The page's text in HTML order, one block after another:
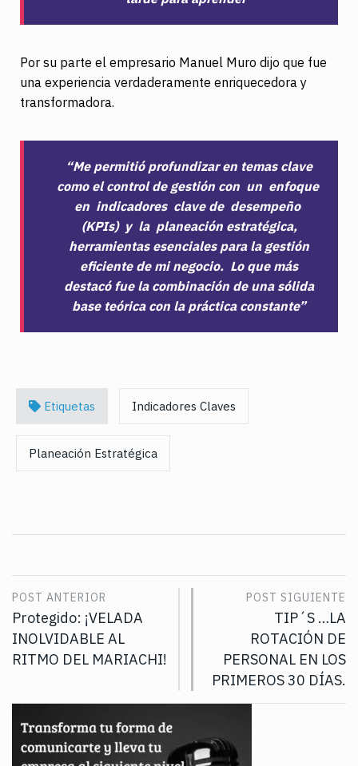
Por su parte el empresario Manuel Muro dijo que fue
una experiencia verdaderamente enriquecedora y
transformadora.
“Me permitió profundizar en temas clave
como el control de gestión con un enfoque
en indicadores clave de desempeño
(KPIs) y la planeación estratégica,
herramientas esenciales para la gestión
eficiente de mi negocio. Lo que más
destacó fue la combinación de una sólida
base teórica con la práctica constante”
Etiquetas Indicadores Claves
Planeación Estratégica
POST ANTERIOR
Protegido: ¡VELADA
INOLVIDABLE AL
RITMO DEL MARIACHI!
POST SIGUIENTE
TIP´S …LA
ROTACIÓN DE
PERSONAL EN LOS
PRIMEROS 30 DÍAS.